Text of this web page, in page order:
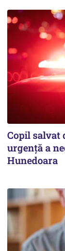
Copil salvat
urgență a
Hunedoara